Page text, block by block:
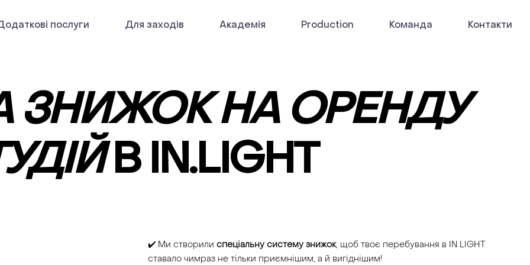
послуги Для заходів Академія Production Команда Контакти
ЗНИЖОК НА ОРЕНДУ
В IN.LIGHT
✔️ Ми створили спеціальну систему знижок, щоб твоє перебування в IN.LIGHT
ставало чимраз не тільки приємнішим, а й вигіднішим!